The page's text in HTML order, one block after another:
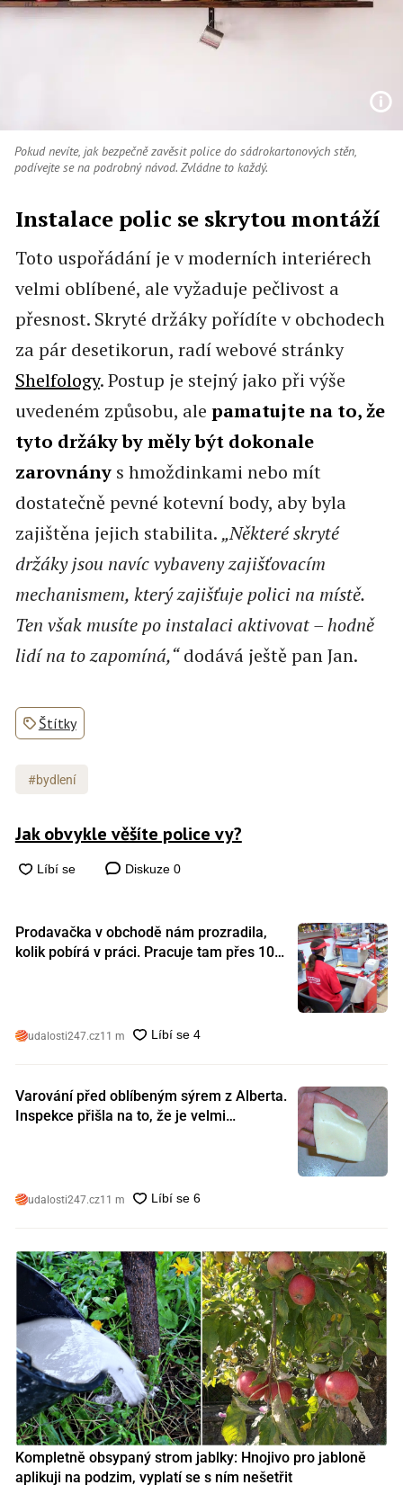
Pokud nevíte, jak bezpečně zavěsit police do sádrokartonových stěn,
podívejte se na podrobný návod. Zvládne to každý.
Instalace polic se skrytou montáží
Toto uspořádání je v moderních interiérech
velmi oblíbené, ale vyžaduje pečlivost a
přesnost. Skryté držáky pořídíte v obchodech
za pár desetikorun, radí webové stránky
Shelfology. Postup je stejný jako při výše
uvedeném způsobu, ale pamatujte na to, že
tyto držáky by měly být dokonale
zarovnánys hmoždinkami nebo mít
dostatečně pevné kotevní body, aby byla
zajištěna jejich stabilita. „Některé skryté
držáky jsou navíc vybaveny zajišťovacím
mechanismem, který zajišťuje polici na místě.
Ten však musíte po instalaci aktivovat – hodně
lidí na to zapomíná,“dodává ještě pan Jan.
Štítky
#bydlení
Jak obvykle věšíte police vy?
Diskuze 0
Prodavačka v obchodě nám prozradila,
kolik pobírá v práci. Pracuje tam přes 10
udalosti247.cz11 m
Varování před oblíbeným sýrem z Alberta.
Inspekce přišla na to, že je velmi
udalosti247.cz11 m
Kompletně obsypaný strom jablky: Hnojivo pro jabloně
aplikuji na podzim, vyplatí se s ním nešetřit